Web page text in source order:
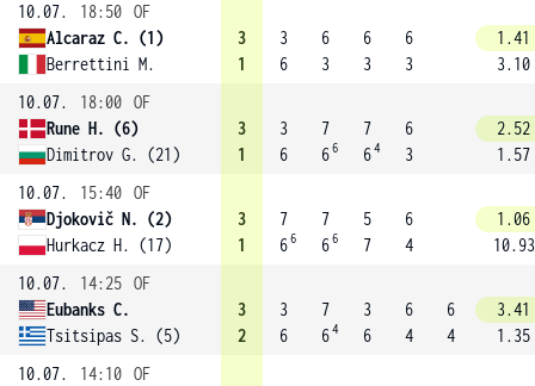
10.07. 18:50 OF
Alcaraz C. (1)
Berrettini M.
3
1
3
6
6
3
6
3
6
3
1.41
3.10
10.07.
18:00 OF
Rune H. (6)
Dimitrov G. (21)
3
1
3
6
7
66
7
64
6
3
2.52
1.57
10.07.
15:40 OF
Djokovič N. (2)
Hurkacz H. (17)
3
1
7
66
7
66
5
7
6
4
1.06
10.93
10.07.
14:25 OF
Eubanks C.
Tsitsipas S. (5)
3
2
3
6
7
64
3
6
6
4
6
4
3.41
1.35
10.07.
14:10 OF